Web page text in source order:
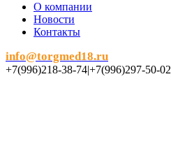
О компании
Новости
Контакты
info@torgmed18.ru
+7(996)218-38-74|+7(996)297-50-02